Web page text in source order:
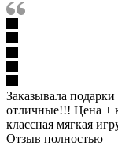
Заказывала
отличные!!! Цена +
классная мягкая
Отзыв полностью